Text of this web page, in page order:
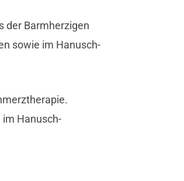
der Barmherzigen
sowie im Hanusch-
Hanusch-